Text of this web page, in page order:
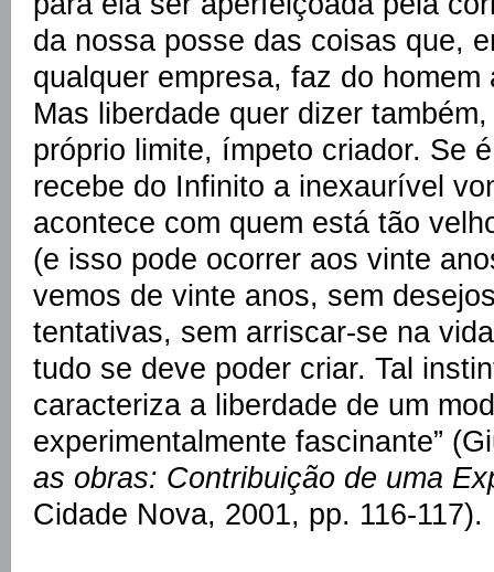
da nossa posse das coisas que,
qualquer empresa, faz do
Mas liberdade quer dizer
próprio limite, ímpeto criador. Se
recebe do Infinito a inexaurível
acontece com quem está tão
(e isso pode ocorrer aos vinte
vemos de vinte anos, sem
tentativas, sem arriscar-se na
tudo se deve poder criar. Tal
caracteriza a liberdade de um
experimentalmente fascinante”
as obras: Contribuição de uma
Cidade Nova, 2001, pp. 116-117).